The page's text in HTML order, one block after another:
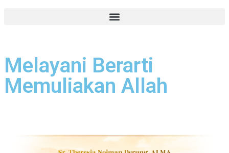
Melayani Berarti
Memuliakan Allah